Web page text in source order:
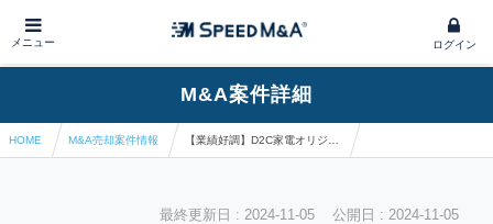
メニュー ログイン
M&A案件詳細
HOME M&A売却案件情報
最終更新日 : 2024-11-05 公開日 : 2024-11-05